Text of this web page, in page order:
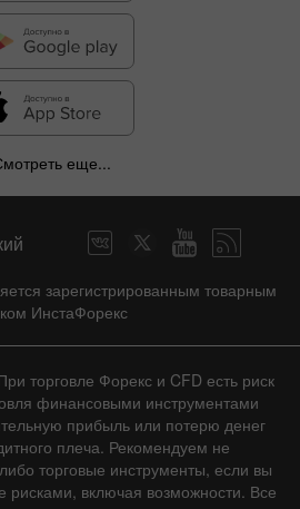
еще...
зарегистрированным товарным
ИнстаФорекс
торговле Форекс и CFD есть риск
финансовыми инструментами
прибыль или потерю денег
плеча. Рекомендуем не
торговые инструменты, если вы
рисками, включая возможности. Все